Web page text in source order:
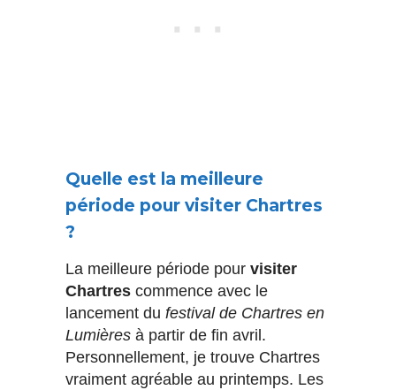
Quelle est la meilleure
période pour visiter Chartres
?
La meilleure période pour visiter
Chartres commence avec le
lancement du festival de Chartres en
Lumières à partir de fin avril.
Personnellement, je trouve Chartres
vraiment agréable au printemps. Les